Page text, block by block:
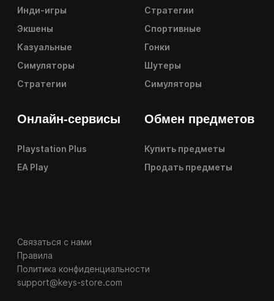
Инди-игры
Экшены
Казуальные
Симуляторы
Стратегии
Стратегии
Спортивные
Гонки
Шутеры
Симуляторы
Онлайн-сервисы
Playstation Plus
EA Play
Обмен предметов
Купить предметы
Продать предметы
Связаться с нами
Правила
Политика конфиденциальности
support@keys-store.com